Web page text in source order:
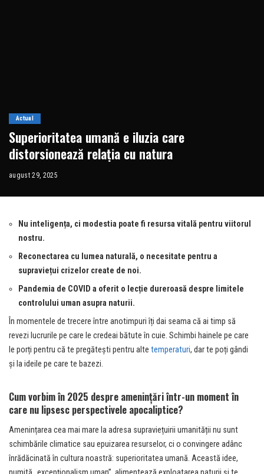
Actual
Superioritatea umană e iluzia care
distorsionează relația cu natura
august 29, 2025
Nu inteligența, ci modestia poate fi resursa vitală pentru viitorul
nostru.
Reconectarea cu lumea naturală, o necesitate pentru a
supraviețui crizelor create de noi.
Pandemia de COVID a oferit o lecție dureroasă despre limitele
controlului uman asupra naturii.
În momentele de trecere între anotimpuri îți dai seama că ai timp să
revezi lucrurile pe care le credeai bătute în cuie. Schimbi hainele pe care
le porți pentru că te pregătești pentru alte temperaturi, dar te poți gândi
și la ideile pe care te bazezi.
Cum vorbim în 2025 despre amenințări într-un moment în
care nu lipsesc perspectivele apocaliptice?
Amenințarea cea mai mare la adresa supraviețuirii umanității nu sunt
schimbările climatice sau epuizarea resurselor, ci o convingere adânc
înrădăcinată în cultura noastră: superioritatea umană. Această idee,